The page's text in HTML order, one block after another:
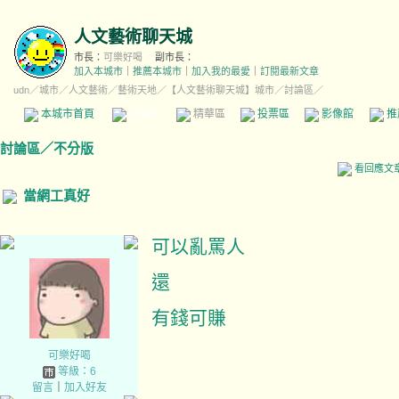
人文藝術聊天城
市長： 可樂好喝
副市長：
加入本城市
推薦本城市 加入我的最愛
訂閱最新文章
udn／城市／人文藝術／藝術天地／ 【人文藝術聊天城】城市／討論區／
本城市首頁 精華區 投票區 影像館
討論區／不分版
看回應文
當網工真好
可樂好喝
等級：6
留言｜ 加入好友
可以亂罵人
還
有錢可賺